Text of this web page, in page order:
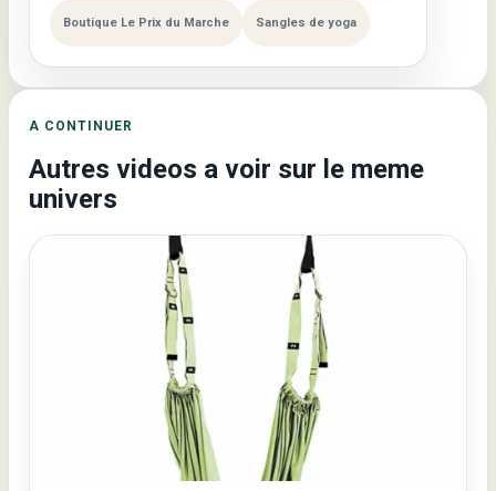
Boutique Le Prix du Marche Sangles de yoga
A CONTINUER
Autres videos a voir sur le meme
univers